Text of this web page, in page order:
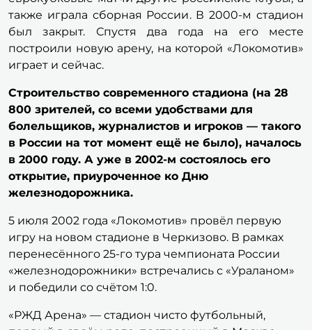
также играла сборная России. В 2000-м стадион
был закрыт. Спустя два года на его месте
построили новую арену, на которой «Локомотив»
играет и сейчас.
Строительство современного стадиона (на 28
800 зрителей, со всеми удобствами для
болельщиков, журналистов и игроков — такого
в России на тот момент ещё не было), началось
в 2000 году. А уже в 2002-м состоялось его
открытие, приуроченное ко Дню
железнодорожника.
5 июля 2002 года «Локомотив» провёл первую
игру на новом стадионе в Черкизово. В рамках
перенесённого 25-го тура чемпионата России
«железнодорожники» встречались с «Ураланом»
и победили со счётом 1:0.
«РЖД Арена» — стадион чисто футбольный,